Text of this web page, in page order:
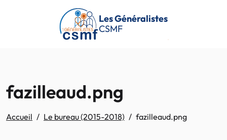
Passer au contenu principal
Les Généralistes
CSMF
fazilleaud.png
Accueil Le bureau (2015-2018) fazilleaud.png